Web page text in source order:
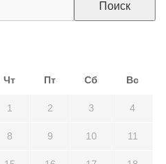
Чт Пт Сб Вс
1 2 3 4
8 9 10 11